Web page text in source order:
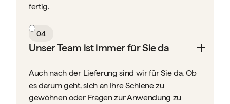
fertig.
04
Unser Team ist immer für Sie da
Auch nach der Lieferung sind wir für Sie da. Ob
es darum geht, sich an Ihre Schiene zu
gewöhnen oder Fragen zur Anwendung zu